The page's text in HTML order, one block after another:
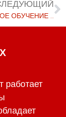
ШВЕЙЦАРСКОЕ ОБУЧЕНИЕ В РИМЕ 18 НОЯБРЯ 2021 Г.
работает